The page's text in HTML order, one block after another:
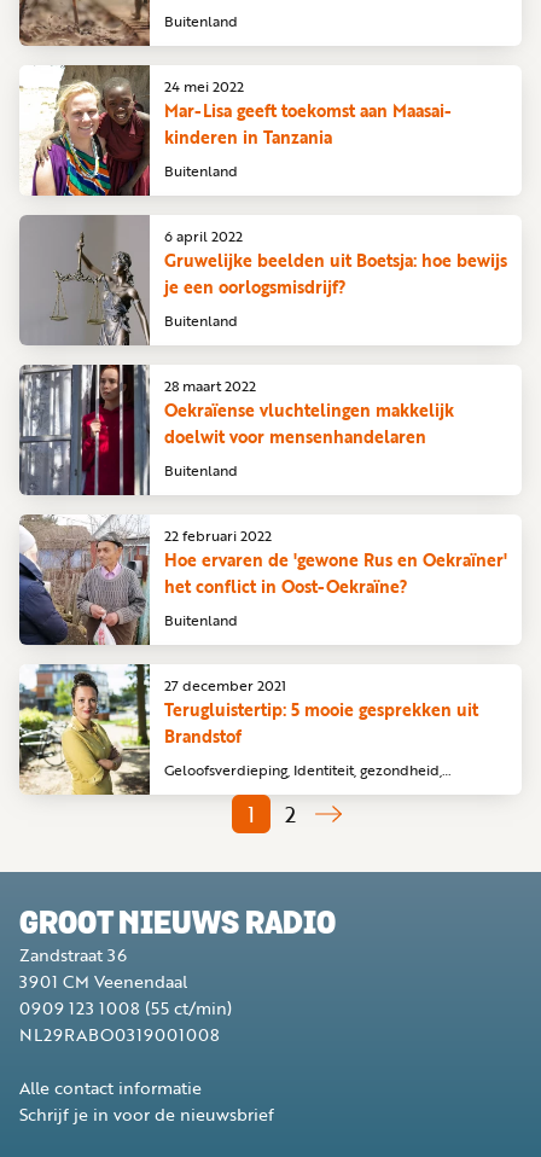
Buitenland
Buitenland
Mar-Lisa geeft toekomst aan Maasai-
kinderen in Tanzania
24 mei 2022
Buitenland
Gruwelijke beelden uit Boetsja: hoe bewijs
je een oorlogsmisdrijf?
6 april 2022
Buitenland
Oekraïense vluchtelingen makkelijk
doelwit voor mensenhandelaren
28 maart 2022
Buitenland
Hoe ervaren de 'gewone Rus en Oekraïner'
het conflict in Oost-Oekraïne?
22 februari 2022
Geloofsverdieping, Identiteit, gezondheid,
Seksualiteit, Zending, Buitenland
Terugluistertip: 5 mooie gesprekken uit
Brandstof
27 december 2021
1 2
GROOT NIEUWS RADIO
Zandstraat 36
3901 CM Veenendaal
0909 123 1008 (55 ct/min)
NL29RABO0319001008
Alle contact informatie
Schrijf je in voor de nieuwsbrief